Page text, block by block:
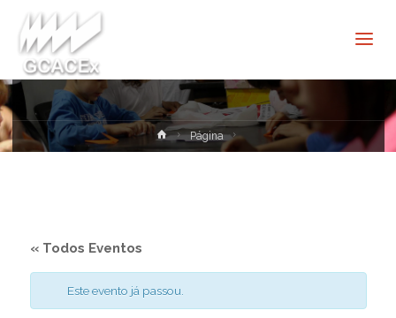
HomePágina
« Todos Eventos
Este evento já passou.